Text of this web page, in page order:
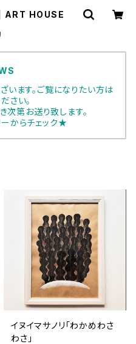
| ART HOUSE
ます。ご覧になりたい方は
さい。
第お送り致します。
からチェック★
イヌイマサノリ「わかめわさ
わさ」